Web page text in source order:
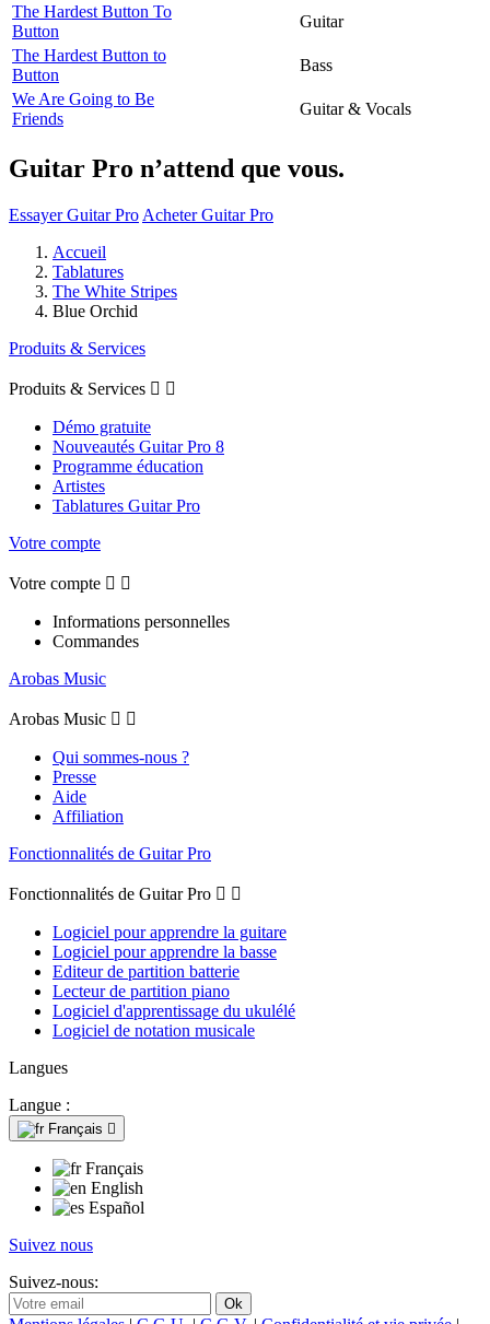
The Hardest Button To
Button
Guitar
The Hardest Button to
Button
Bass
We Are Going to Be
Friends
Guitar & Vocals
Guitar Pro n’attend que vous.
Essayer Guitar Pro Acheter Guitar Pro
Accueil
Tablatures
The White Stripes
Blue Orchid
Produits & Services
Produits & Services  
Démo gratuite
Nouveautés Guitar Pro 8
Programme éducation
Artistes
Tablatures Guitar Pro
Votre compte
Votre compte  
Informations personnelles
Commandes
Arobas Music
Arobas Music  
Qui sommes-nous ?
Presse
Aide
Affiliation
Fonctionnalités de Guitar Pro
Fonctionnalités de Guitar Pro  
Logiciel pour apprendre la guitare
Logiciel pour apprendre la basse
Editeur de partition batterie
Lecteur de partition piano
Logiciel d'apprentissage du ukulélé
Logiciel de notation musicale
Langues
Langue :
Français 
Français
English
Español
Suivez nous
Suivez-nous: